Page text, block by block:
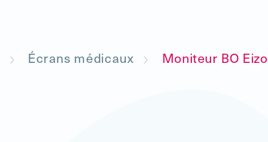
Écrans médicaux Moniteur BO Eizo